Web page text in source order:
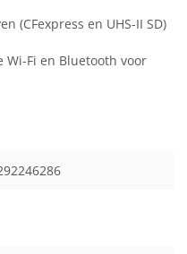
(CFexpress en UHS-II SD)
Wi-Fi en Bluetooth voor